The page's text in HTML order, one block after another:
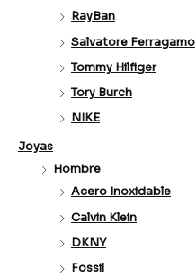
RayBan
Salvatore Ferragamo
Tommy Hilfiger
Tory Burch
NIKE
Joyas
Hombre
Acero Inoxidable
Calvin Klein
DKNY
Fossil